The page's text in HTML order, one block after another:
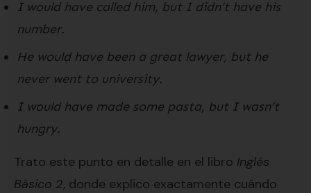
I would have called him, but I didn’t have his
number.
He would have been a great lawyer, but he
never went to university.
I would have made some pasta, but I wasn’t
hungry.
Trato este punto en detalle en el libro Inglés
Básico 2, donde explico exactamente cuándo